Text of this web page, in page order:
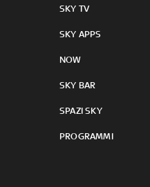
SKY TV
SKY APPS
NOW
SKY BAR
SPAZI SKY
PROGRAMMI